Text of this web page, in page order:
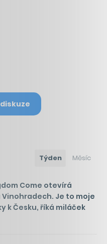
Týden Měsíc
Come otevírá
Je to moje
k Česku, říká miláček